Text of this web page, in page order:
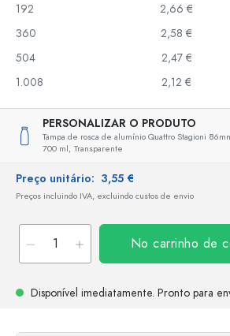
192
2,66 €
360
2,58 €
504
2,47 €
1.008
2,12 €
PERSONALIZAR O PRODUTO
Tampa de rosca de alumínio Quattro Stagioni
700 ml, Transparente
Preço unitário: 3,55 €
Preços incluindo IVA, excluindo custos de envio
No carrinho de
Disponível imediatamente. Pronto para